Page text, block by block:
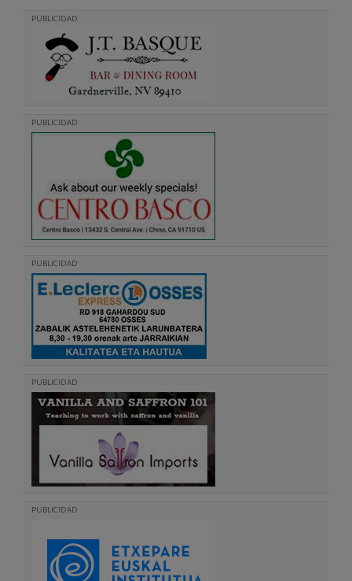
PUBLICIDAD
PUBLICIDAD
PUBLICIDAD
PUBLICIDAD
PUBLICIDAD